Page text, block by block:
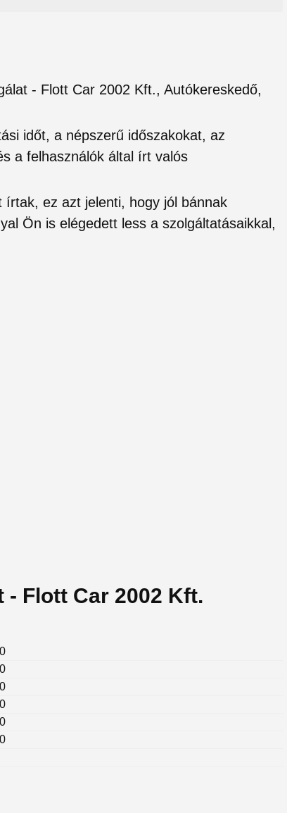
- Flott Car 2002 Kft., Autókereskedő,
időt, a népszerű időszakokat, az
a felhasználók által írt valós
írtak, ez azt jelenti, hogy jól bánnak
Ön is elégedett less a szolgáltatásaikkal,
Flott Car 2002 Kft.